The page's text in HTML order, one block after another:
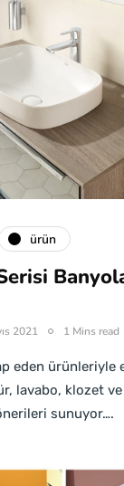
ürün
2021 1 Mins read
eden ürünleriyle
lavabo, klozet
sunuyor….